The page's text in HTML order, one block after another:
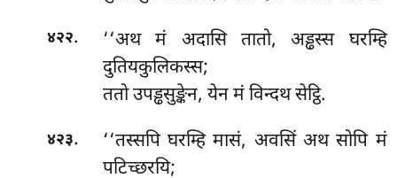
४२२.
‘‘अथ मं अदासि तातो, अड्ढस्स घरम्हि
दुतियकुलिकस्स;
ततो उपड्ढसुङ्केन, येन मं विन्दथ सेट्ठि.
४२३.
‘‘तस्सपि घरम्हि मासं, अवसिं अथ सोपि मं
पटिच्छरयि;